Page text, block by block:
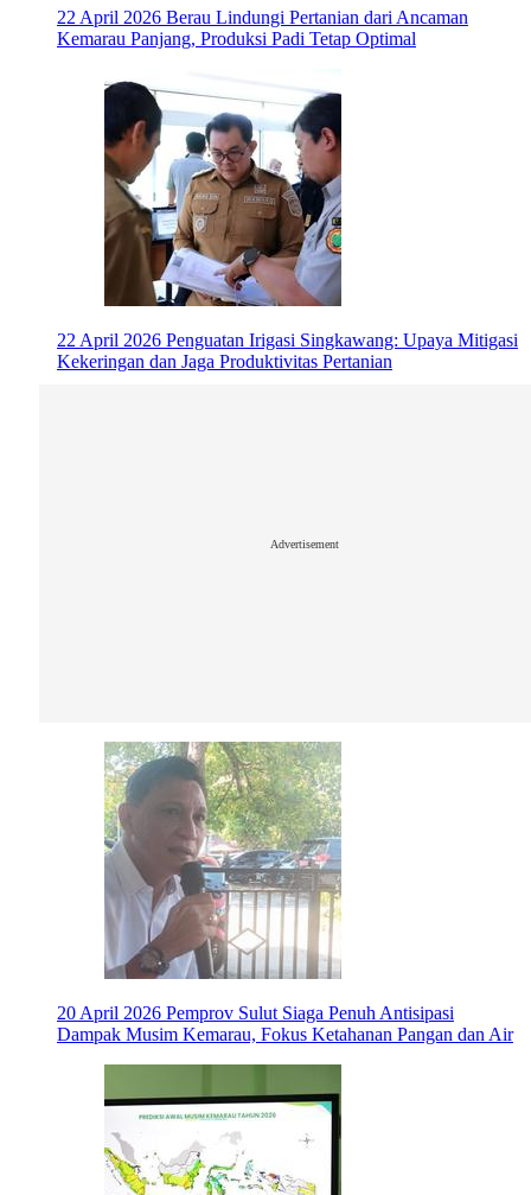
22 April 2026 Berau Lindungi Pertanian dari Ancaman
Kemarau Panjang, Produksi Padi Tetap Optimal
22 April 2026 Penguatan Irigasi Singkawang: Upaya Mitigasi
Kekeringan dan Jaga Produktivitas Pertanian
Advertisement
20 April 2026 Pemprov Sulut Siaga Penuh Antisipasi
Dampak Musim Kemarau, Fokus Ketahanan Pangan dan Air